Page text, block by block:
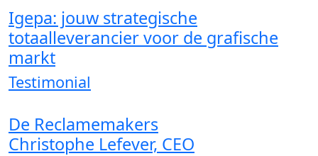
Igepa: jouw strategische
totaalleverancier voor de grafische
markt
Testimonial
De Reclamemakers
Christophe Lefever, CEO